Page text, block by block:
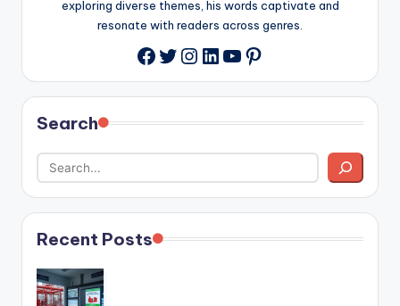
exploring diverse themes, his words captivate and
resonate with readers across genres.
Facebook
Twitter
Instagram
LinkedIn
YouTube
Pinterest
Search
Recent Posts